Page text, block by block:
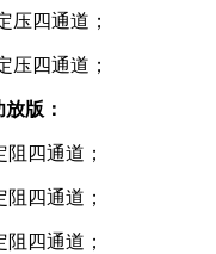
压四通道；
压四通道；
版：
阻四通道；
阻四通道；
阻四通道；